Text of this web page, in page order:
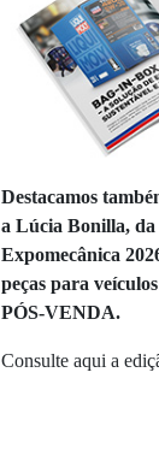
Destacamos
a Lúcia Bonilla, da
Expomecânica
peças para
PÓS-VENDA.
Consulte aqui a